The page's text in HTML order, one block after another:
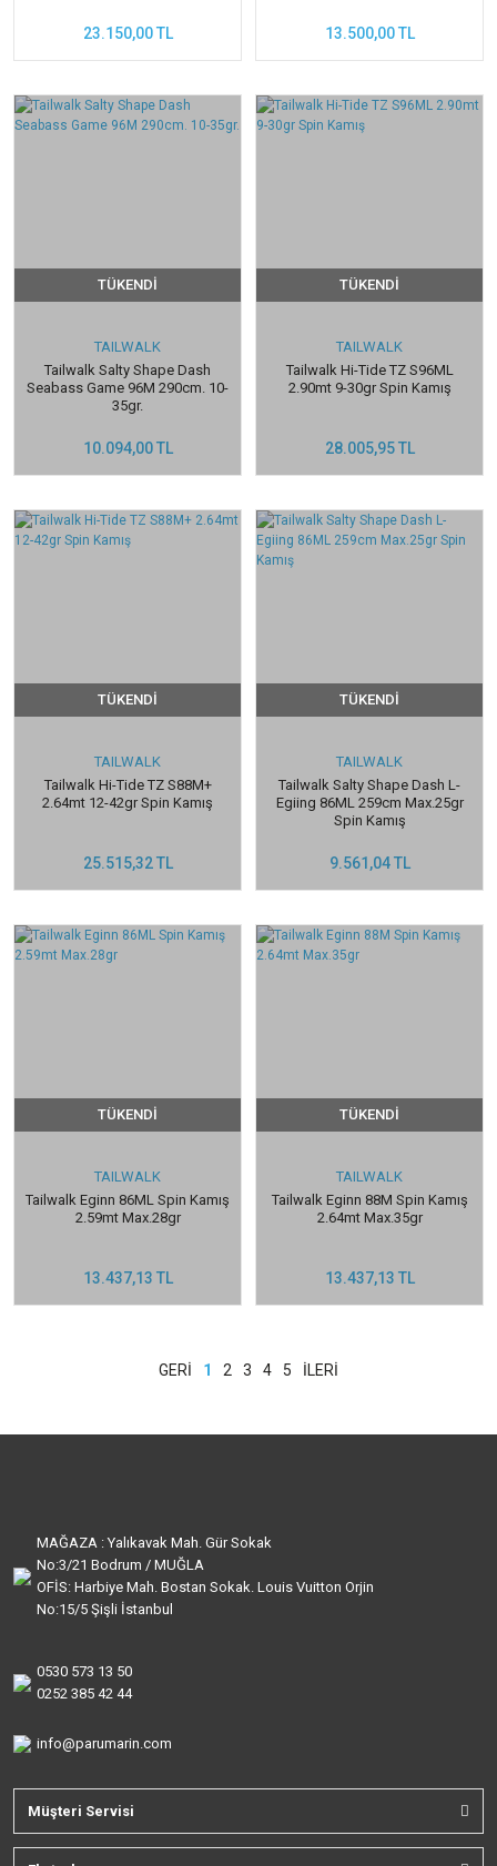
23.150,00 TL 13.500,00 TL
TÜKENDİ
TAILWALK
Tailwalk Salty Shape Dash
Seabass Game 96M 290cm. 10-
35gr.
10.094,00 TL
TÜKENDİ
TAILWALK
Tailwalk Hi-Tide TZ S96ML
2.90mt 9-30gr Spin Kamış
28.005,95 TL
TÜKENDİ
TAILWALK
Tailwalk Hi-Tide TZ S88M+
2.64mt 12-42gr Spin Kamış
25.515,32 TL
TÜKENDİ
TAILWALK
Tailwalk Salty Shape Dash L-
Egiing 86ML 259cm Max.25gr
Spin Kamış
9.561,04 TL
TÜKENDİ
TAILWALK
Tailwalk Eginn 86ML Spin Kamış
2.59mt Max.28gr
13.437,13 TL
TÜKENDİ
TAILWALK
Tailwalk Eginn 88M Spin Kamış
2.64mt Max.35gr
13.437,13 TL
1 2 3 4 5
MAĞAZA : Yalıkavak Mah. Gür Sokak
No:3/21 Bodrum / MUĞLA
OFİS: Harbiye Mah. Bostan Sokak. Louis Vuitton Orjin
No:15/5 Şişli İstanbul
0530 573 13 50
0252 385 42 44
info@parumarin.com
Müşteri Servisi